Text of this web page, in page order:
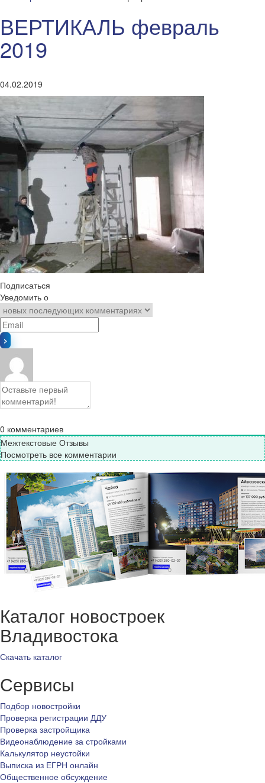
ВЕРТИКАЛЬ февраль
2019
04.02.2019
Подписаться
Уведомить о
0 комментариев
Межтекстовые Отзывы
Посмотреть все комментарии
Каталог новостроек
Владивостока
Скачать каталог
Сервисы
Подбор новостройки
Проверка регистрации ДДУ
Проверка застройщика
Видеонаблюдение за стройками
Калькулятор неустойки
Выписка из ЕГРН онлайн
Общественное обсуждение